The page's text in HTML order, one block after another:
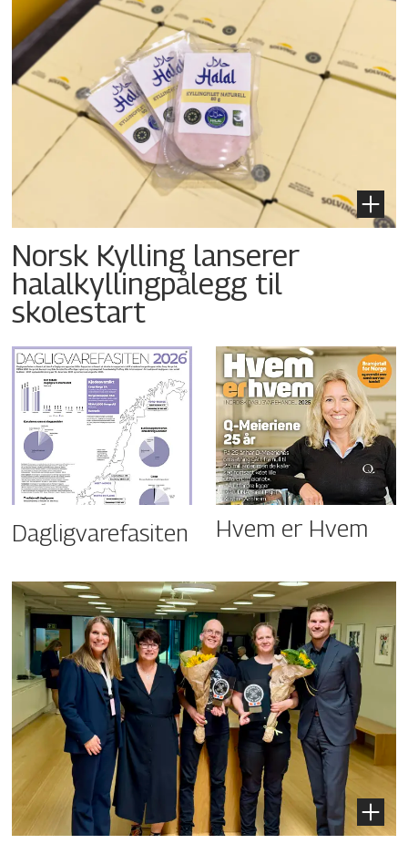
Norsk Kylling lanserer
halalkyllingpålegg til
skolestart
Dagligvarefasiten Hvem er Hvem